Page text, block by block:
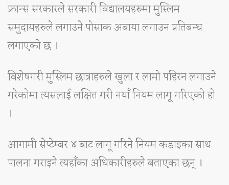
फ्रान्स सरकारले सरकारी विद्यालयहरुमा मुस्लिम
समुदायहरुले लगाउने पोसाक अबाया लगाउन प्रतिबन्ध
लगाएको छ ।
विशेषगरी मुस्लिम छात्राहरुले खुला र लामो पहिरन लगाउने
गरेकोमा त्यसलाई लक्षित गरी नयाँ नियम लागू गरिएको हो
।
आगामी सेप्टेम्बर ४ बाट लागू गरिने नियम कडाइका साथ
पालना गराइने त्यहाँका अधिकारीहरुले बताएका छन् ।